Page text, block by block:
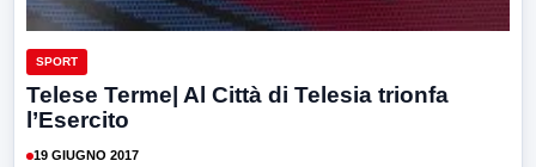
SPORT
Telese Terme| Al Città di Telesia trionfa
l’Esercito
19 GIUGNO 2017